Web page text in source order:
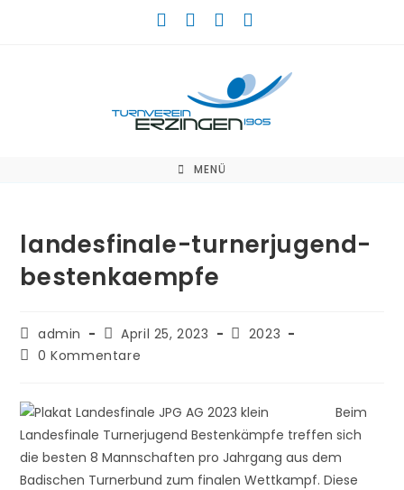
MENÜ
landesfinale-turnerjugend-
bestenkaempfe
Beitrags-
Autor:
admin
Beitrag
veröffentlicht:
April 25, 2023
Beitrags-
2023
Beitrags-
0 Kommentare
Beim
Landesfinale Turnerjugend Bestenkämpfe treffen sich
die besten 8 Mannschaften pro Jahrgang aus dem
Badischen Turnerbund zum finalen Wettkampf. Diese